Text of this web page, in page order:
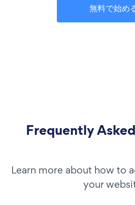
無料で始め
Frequently
Learn more about how to
your